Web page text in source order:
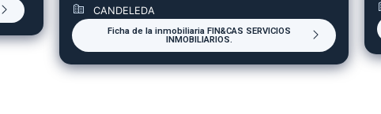
CANDELEDA
Ficha de la inmobiliaria FIN&CAS SERVICIOS
INMOBILIARIOS.